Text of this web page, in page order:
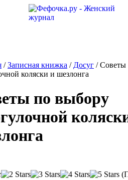
/Записная книжка / Досуг /Советы
коляски и шезлонга
по выбору